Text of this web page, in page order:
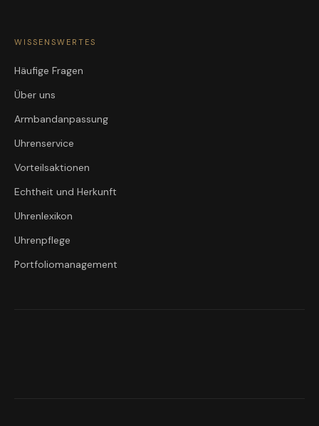
WISSENSWERTES
Häufige Fragen
Über uns
Armbandanpassung
Uhrenservice
Vorteilsaktionen
Echtheit und Herkunft
Uhrenlexikon
Uhrenpflege
Portfoliomanagement